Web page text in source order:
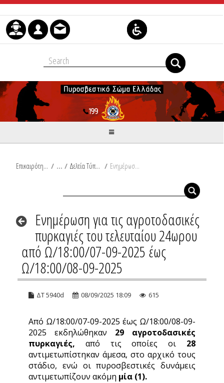
Skip to Content
Επικαιρότητα / Δελτία Τύπου / Ενημέρωση για τις αγροτοδασικές πυρκαγιές του τελευταίου 24ωρου από Ω/18:00/07-09-2025 έως Ω/18:00/08-09-2025
Ενημέρωση για τις αγροτοδασικές
πυρκαγιές του τελευταίου 24ωρου
από Ω/18:00/07-09-2025 έως
Ω/18:00/08-09-2025
ΔΤ 5940d 08/09/2025 18:09 615
Από Ω/18:00/07-09-2025 έως Ω/18:00/08-09-
2025 εκδηλώθηκαν 29 αγροτοδασικές
πυρκαγιές, από τις οποίες οι 28
αντιμετωπίστηκαν άμεσα, στο αρχικό τους
στάδιο, ενώ οι πυροσβεστικές δυνάμεις
αντιμετωπίζουν ακόμη μία (1).